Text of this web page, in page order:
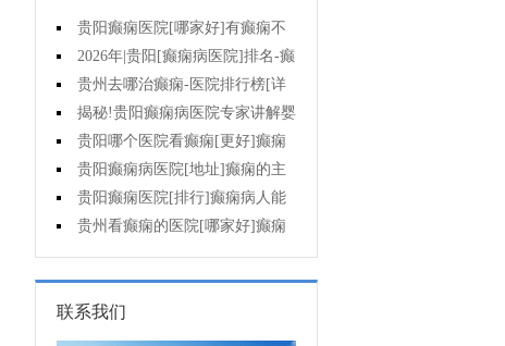
贵阳癫痫医院[哪家好]有癫痫不
能吃什么?
2026年|贵阳[癫痫病医院]排名-癫
痫病人检查对身体有影响吗?
贵州去哪治癫痫-医院排行榜[详
细排名]癫痫会导致病人精神失常
吗?
揭秘!贵阳癫痫病医院专家讲解婴
儿为什么会得癫痫呢
贵阳哪个医院看癫痫[更好]癫痫
发作有什么症状表现?
贵阳癫痫病医院[地址]癫痫的主
要症状是什么?
贵阳癫痫医院[排行]癫痫病人能
熬夜吗?
贵州看癫痫的医院[哪家好]癫痫
的三大类原因?
联系我们